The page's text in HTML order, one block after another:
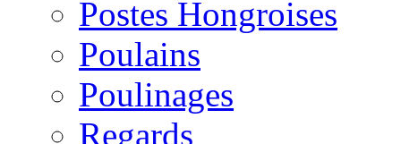
Postes Hongroises
Poulains
Poulinages
Regards